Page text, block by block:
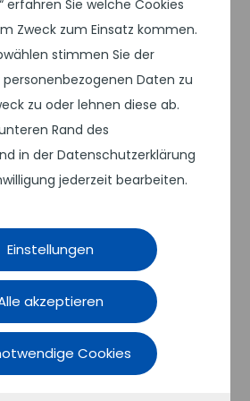
erfahren Sie welche Cookies
Zweck zum Einsatz kommen.
stimmen Sie der
Daten zu
zu oder lehnen diese ab.
Rand des
in der Datenschutzerklärung
jederzeit bearbeiten.
Einstellungen
akzeptieren
Cookies
Umrahmt wurde das
einem Vortagsprogramm
Themen bei der
waren CRM (Software zur
und IT-Security.
‚Midvision und Midrange
in einer
führen können. Eine
auf der wir
erreicht haben“, resümiert
Deutschland. Der Umzug
Neuen Messe wurde von
aufgenommen. Auch
die „Midvision und